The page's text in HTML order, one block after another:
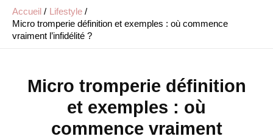
Accueil
Lifestyle
Micro tromperie définition et exemples : où commence
vraiment l’infidélité ?
Micro tromperie définition
et exemples : où
commence vraiment